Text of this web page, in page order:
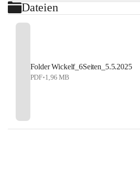
Dateien
Folder Wickelf_6Seiten_5.5.2025
PDF•1,96 MB